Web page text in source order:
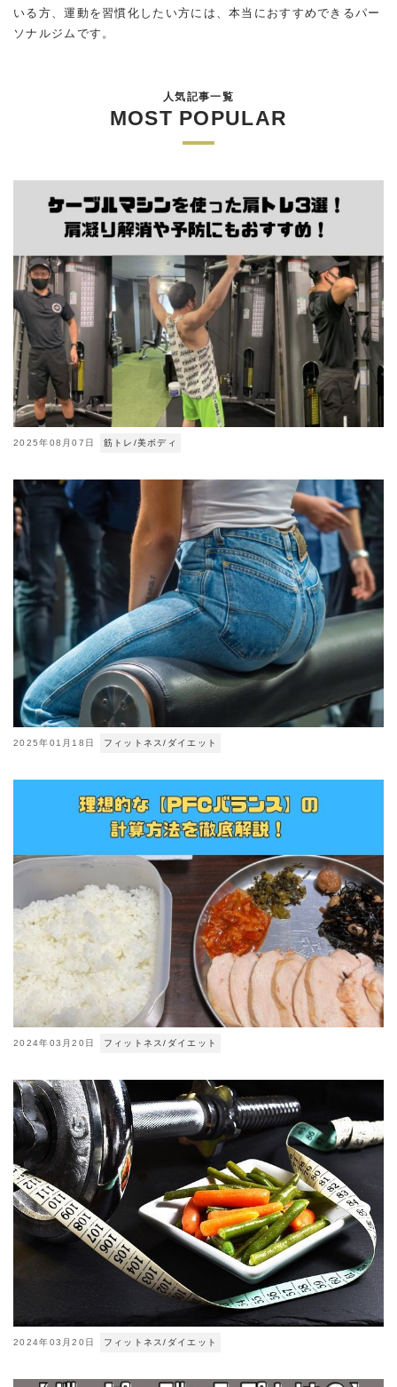
いる方、運動を習慣化したい方には、本当におすすめできるパー
ソナルジムです。
人気記事一覧
MOST POPULAR
2025年08月07日 筋トレ/美ボディ
2025年01月18日 フィットネス/ダイエット
2024年03月20日 フィットネス/ダイエット
2024年03月20日 フィットネス/ダイエット